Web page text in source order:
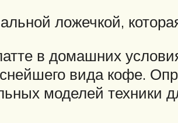
ложечкой,
в домашних
вида кофе.
моделей техники